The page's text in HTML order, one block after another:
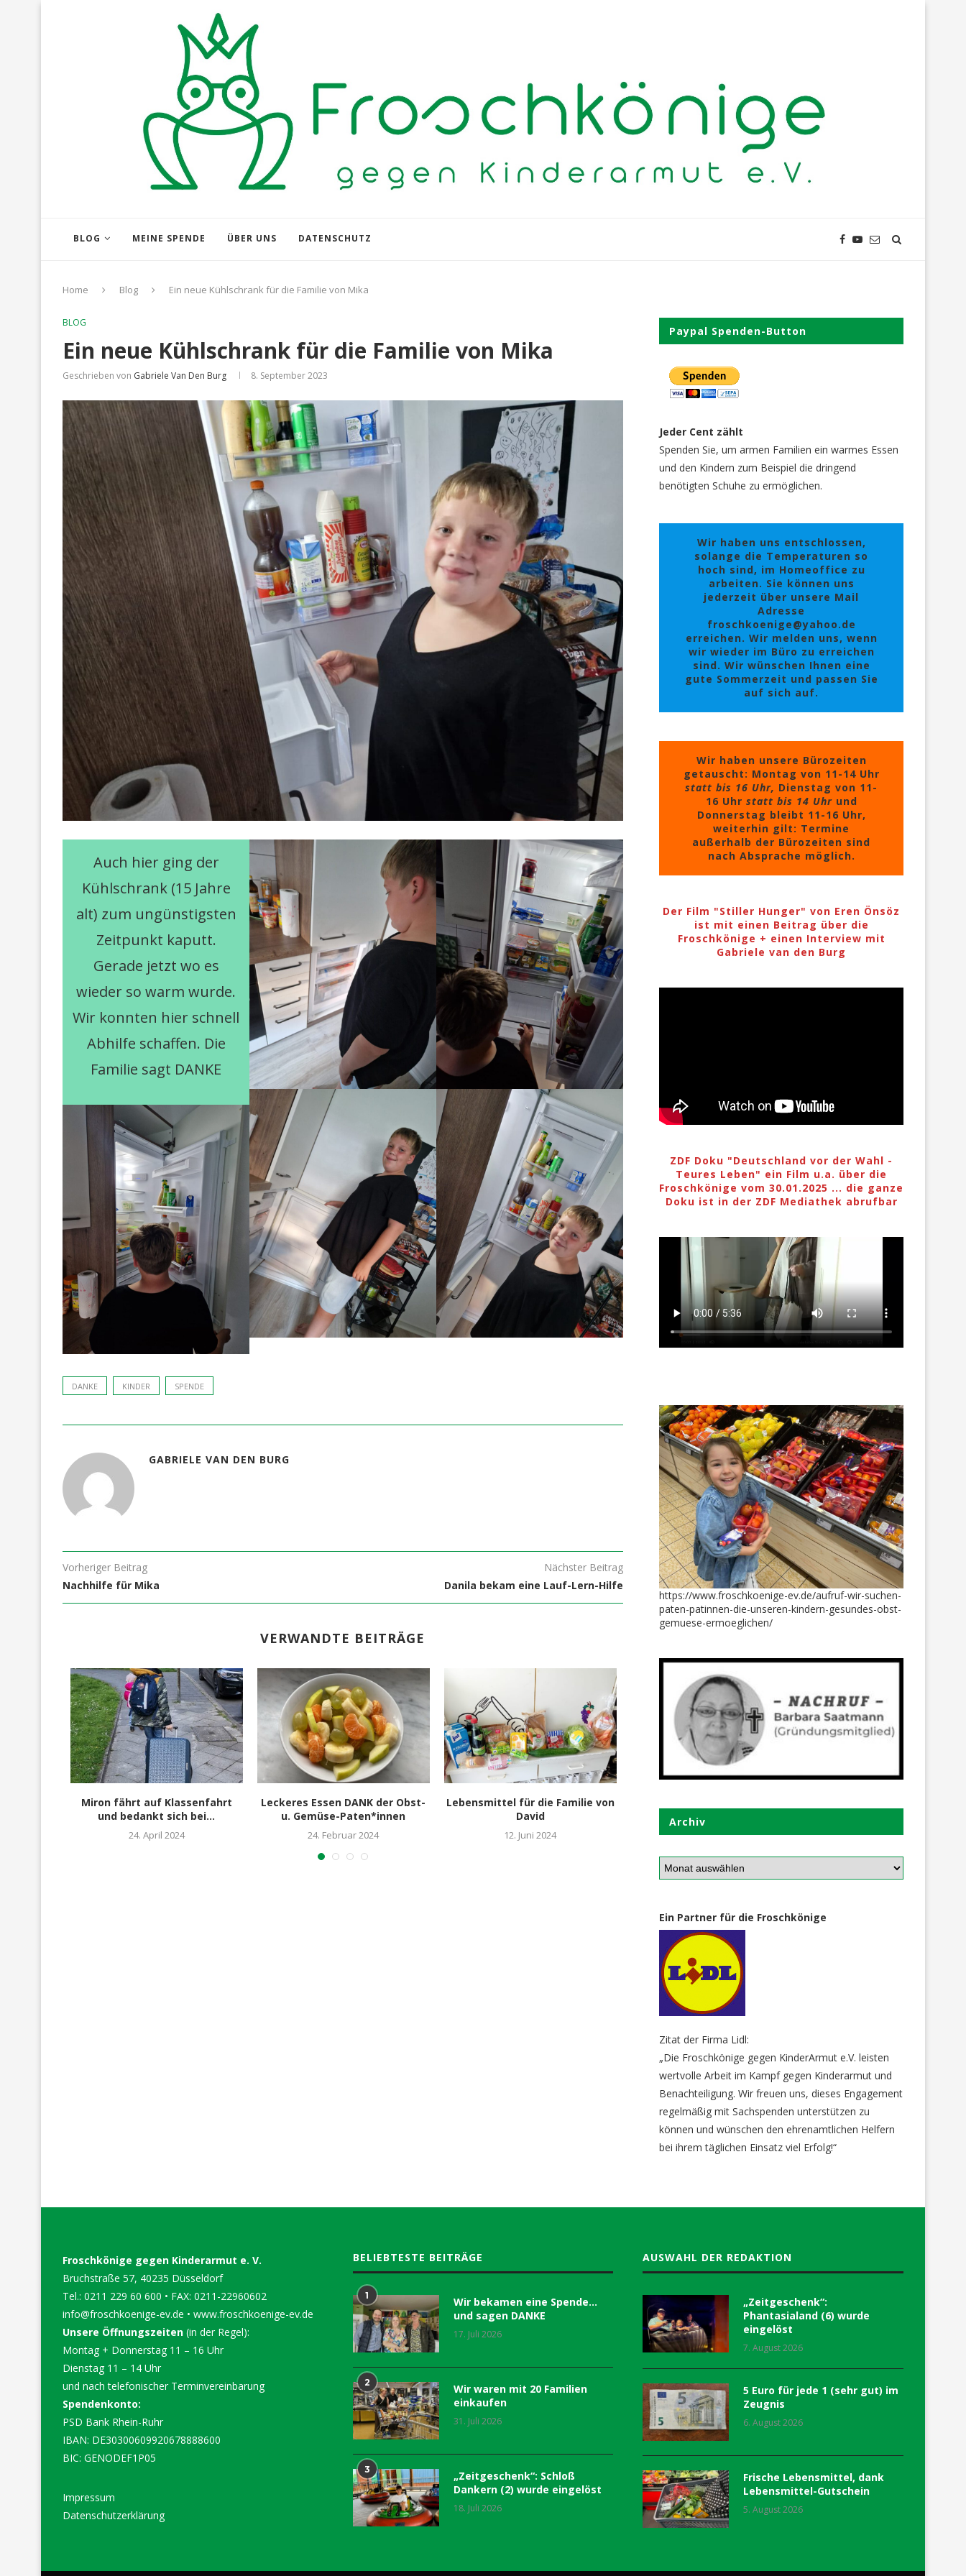
BLOG MEINE SPENDE ÜBER UNS DATENSCHUTZ
Home Blog Ein neue Kühlschrank für die Familie von Mika
BLOG
Ein neue Kühlschrank für die Familie von Mika
Geschrieben von Gabriele Van Den Burg 8. September 2023
Auch hier ging der
Kühlschrank (15 Jahre
alt) zum ungünstigsten
Zeitpunkt kaputt.
Gerade jetzt wo es
wieder so warm wurde.
Wir konnten hier schnell
Abhilfe schaffen. Die
Familie sagt DANKE
DANKE KINDER SPENDE
GABRIELE VAN DEN BURG
Vorheriger Beitrag
Nachhilfe für Mika
Nächster Beitrag
Danila bekam eine Lauf-Lern-Hilfe
VERWANDTE BEITRÄGE
Miron fährt auf Klassenfahrt
und bedankt sich bei...
24. April 2024
Leckeres Essen DANK der Obst-
u. Gemüse-Paten*innen
24. Februar 2024
Lebensmittel für die Familie von
David
12. Juni 2024
Paten*innen
11. August 2025 27. Dezember 2021
Paypal Spenden-Button
Jeder Cent zählt
Spenden Sie, um armen Familien ein warmes Essen
und den Kindern zum Beispiel die dringend
benötigten Schuhe zu ermöglichen.
Wir haben uns entschlossen,
solange die Temperaturen so
hoch sind, im Homeoffice zu
arbeiten. Sie können uns
jederzeit über unsere Mail
Adresse
froschkoenige@yahoo.de
erreichen. Wir melden uns, wenn
wir wieder im Büro zu erreichen
sind. Wir wünschen Ihnen eine
gute Sommerzeit und passen Sie
auf sich auf.
Wir haben unsere Bürozeiten
getauscht: Montag von 11-14 Uhr
statt bis 16 Uhr, Dienstag von 11-
16 Uhr statt bis 14 Uhrund
Donnerstag bleibt 11-16 Uhr,
weiterhin gilt: Termine
außerhalb der Bürozeiten sind
nach Absprache möglich.
Der Film "Stiller Hunger" von Eren Önsöz
ist mit einen Beitrag über die
Froschkönige + einen Interview mit
Gabriele van den Burg
ZDF Doku "Deutschland vor der Wahl -
Teures Leben" ein Film u.a. über die
Froschkönige vom 30.01.2025 ... die ganze
Doku ist in der ZDF Mediathek abrufbar
https://www.froschkoenige-ev.de/aufruf-wir-suchen-
paten-patinnen-die-unseren-kindern-gesundes-obst-
gemuese-ermoeglichen/
Archiv
Ein Partner für die Froschkönige
Zitat der Firma Lidl:
„Die Froschkönige gegen KinderArmut e.V. leisten
wertvolle Arbeit im Kampf gegen Kinderarmut und
Benachteiligung. Wir freuen uns, dieses Engagement
regelmäßig mit Sachspenden unterstützen zu
können und wünschen den ehrenamtlichen Helfern
bei ihrem täglichen Einsatz viel Erfolg!“
Froschkönige gegen Kinderarmut e. V.
Bruchstraße 57, 40235 Düsseldorf
Tel.: 0211 229 60 600 • FAX: 0211-22960602
info@froschkoenige-ev.de • www.froschkoenige-ev.de
Unsere Öffnungszeiten (in der Regel):
Montag + Donnerstag 11 – 16 Uhr
Dienstag 11 – 14 Uhr
und nach telefonischer Terminvereinbarung
Spendenkonto:
PSD Bank Rhein-Ruhr
IBAN: DE30300609920678888600
BIC: GENODEF1P05
Impressum
Datenschutzerklärung
BELIEBTESTE BEITRÄGE
1
Wir bekamen eine Spende…
und sagen DANKE
17. Juli 2026
2
Wir waren mit 20 Familien
einkaufen
31. Juli 2026
3
„Zeitgeschenk“: Schloß
Dankern (2) wurde eingelöst
18. Juli 2026
AUSWAHL DER REDAKTION
„Zeitgeschenk“:
Phantasialand (6) wurde
eingelöst
7. August 2026
5 Euro für jede 1 (sehr gut) im
Zeugnis
6. August 2026
Frische Lebensmittel, dank
Lebensmittel-Gutschein
5. August 2026